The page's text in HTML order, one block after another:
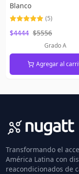
Blanco
(5)
$4444 $5556
Grado A
Agregar al
Transformando el
América Latina con
reacondicionados de